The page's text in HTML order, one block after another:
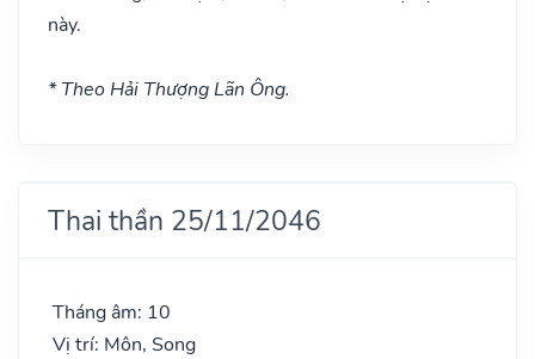
này.
* Theo Hải Thượng Lãn Ông.
Thai thần 25/11/2046
Tháng âm: 10
Vị trí: Môn, Song